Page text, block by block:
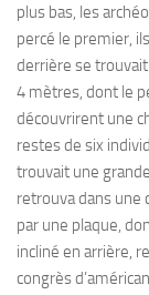
plus bas, les
percé le premier,
derrière se
4 mètres, dont le
découvrirent une
restes de six
trouvait une
retrouva dans une
par une plaque,
incliné en arrière,
congrès